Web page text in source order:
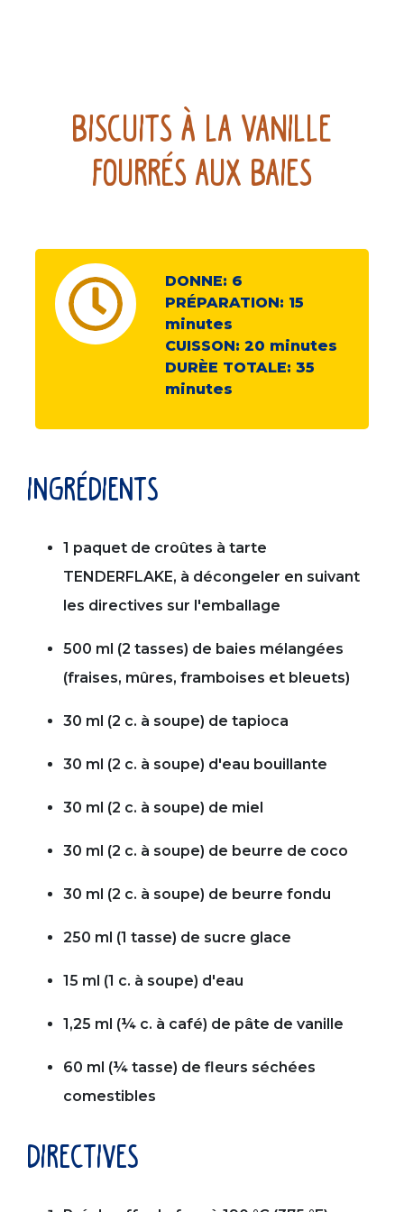
Biscuits à la vanille
fourrés aux baies
DONNE: 6
PRÉPARATION: 15
minutes
CUISSON:20 minutes
DURÈE TOTALE:35
minutes
ingrédients
1 paquet de croûtes à tarte
TENDERFLAKE, à décongeler en suivant
les directives sur l'emballage
500 ml (2 tasses) de baies mélangées
(fraises, mûres, framboises et bleuets)
30 ml (2 c. à soupe) de tapioca
30 ml (2 c. à soupe) d'eau bouillante
30 ml (2 c. à soupe) de miel
30 ml (2 c. à soupe) de beurre de coco
30 ml (2 c. à soupe) de beurre fondu
250 ml (1 tasse) de sucre glace
15 ml (1 c. à soupe) d'eau
1,25 ml (¼ c. à café) de pâte de vanille
60 ml (¼ tasse) de fleurs séchées
comestibles
directives